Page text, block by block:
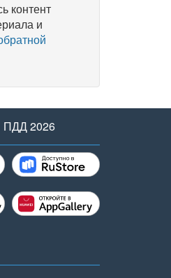
контент
и
ПДД 2026